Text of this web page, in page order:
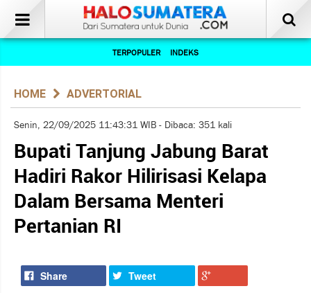
TERPOPULER INDEKS
HOME ADVERTORIAL
Senin, 22/09/2025 11:43:31 WIB - Dibaca: 351 kali
Bupati Tanjung Jabung Barat
Hadiri Rakor Hilirisasi Kelapa
Dalam Bersama Menteri
Pertanian RI
Share Tweet